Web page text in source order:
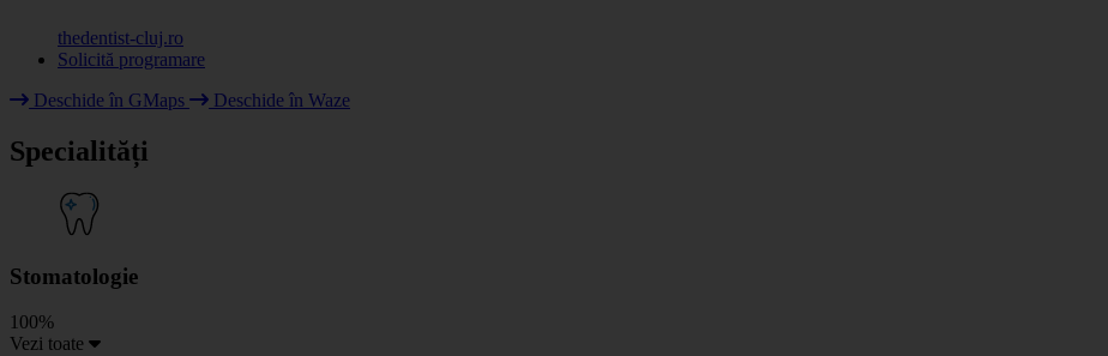
thedentist-cluj.ro
Solicită programare
−
Deschide în GMaps
Deschide în Waze
Specialități
Stomatologie
100%
Vezi toate